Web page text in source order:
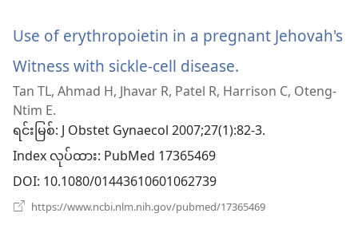
တယ်)
င့်
နေ
Use of erythropoietin in a pregnant Jehovah's
Witness with sickle-cell disease.
အသစ်
ဖွ
ပါ
Tan TL, Ahmad H, Jhavar R, Patel R, Harrison C, Oteng-
Ntim E.
ရင်းမြစ်‎: J Obstet Gynaecol 2007;27(1):82-3.
Index လုပ်ထား‎: PubMed 17365469
DOI‎: 10.1080/01443610601062739
https://www.ncbi.nlm.nih.gov/pubmed/17365469